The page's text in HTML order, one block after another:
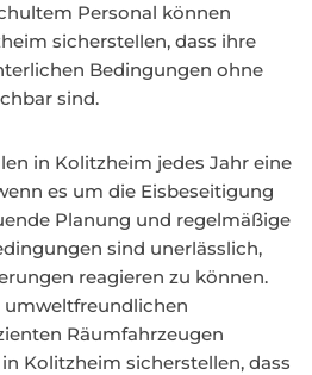
Personal können
sicherstellen, dass ihre
Bedingungen ohne
sind.
in Kolitzheim jedes Jahr eine
es um die Eisbeseitigung
Planung und regelmäßige
sind unerlässlich,
reagieren zu können.
umweltfreundlichen
Räumfahrzeugen
Kolitzheim sicherstellen, dass